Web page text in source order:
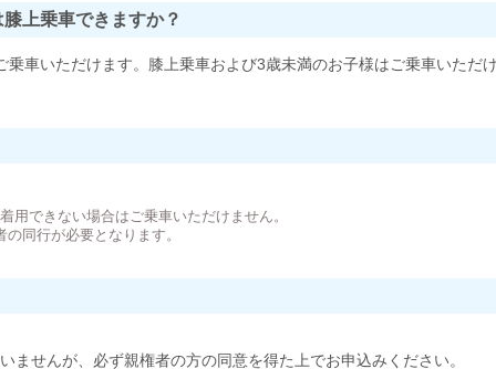
上乗車できますか？
車いただけます。膝上乗車および3歳未満のお子様はご乗車いただ
できない場合はご乗車いただけません。
同行が必要となります。
ませんが、必ず親権者の方の同意を得た上でお申込みください。